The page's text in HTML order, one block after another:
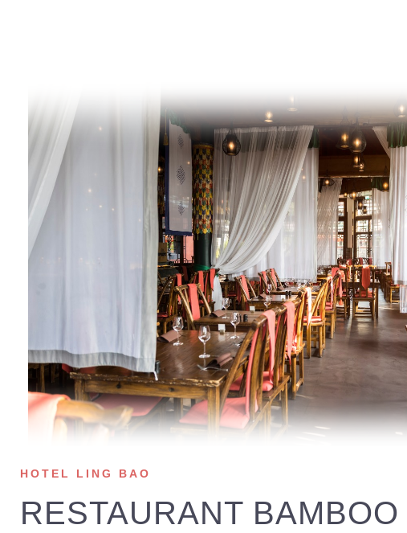
HOTEL LING BAO
RESTAURANT BAMBOO